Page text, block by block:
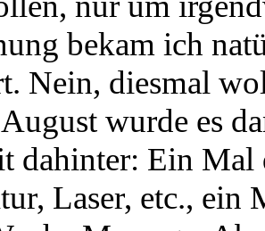
bekam ich
Nein, diesmal
wurde es
dahinter: Ein
Laser, etc., ein